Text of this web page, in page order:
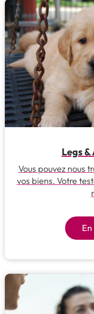
Legs &
Vous pouvez nous
vos biens. Votre